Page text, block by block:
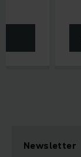
Newsletter